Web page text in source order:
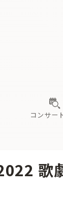
の楽屋から
ケストラコンサ
コンサー
有料ライブ配信
ま や
歌